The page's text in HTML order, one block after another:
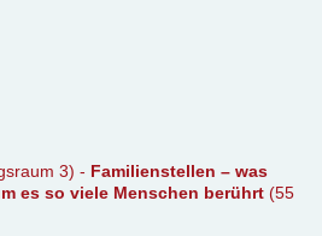
3) - Familienstellen – was
es so viele Menschen berührt (55